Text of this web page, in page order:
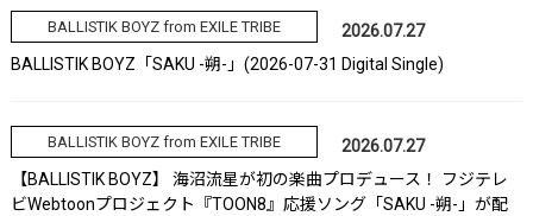
BALLISTIK BOYZ from EXILE TRIBE
2026.07.27
BALLISTIK BOYZ「SAKU -朔-」(2026-07-31 Digital Single)
BALLISTIK BOYZ from EXILE TRIBE
2026.07.27
【BALLISTIK BOYZ】 海沼流星が初の楽曲プロデュース！ フジテレ
ビWebtoonプロジェクト『TOON8』応援ソング「SAKU -朔-」が配